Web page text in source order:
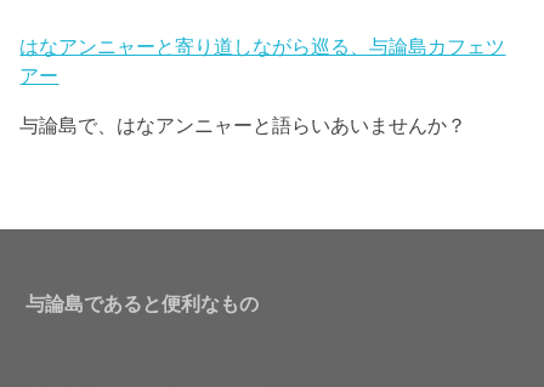
はなアンニャーと寄り道しながら巡る、与論島カフェツ
アー
与論島で、はなアンニャーと語らいあいませんか？
与論島であると便利なもの